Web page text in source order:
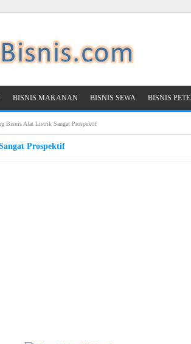
BISNIS MAKANAN BISNIS SEWA BISNIS
Bisnis Alat Listrik Sangat Prospektif
Prospektif